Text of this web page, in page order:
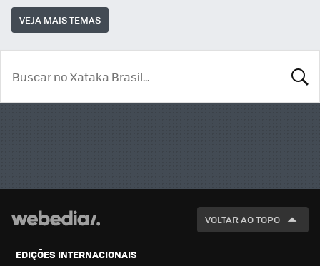
VEJA MAIS TEMAS
VOLTAR AO TOPO
EDIÇÕES INTERNACIONAIS